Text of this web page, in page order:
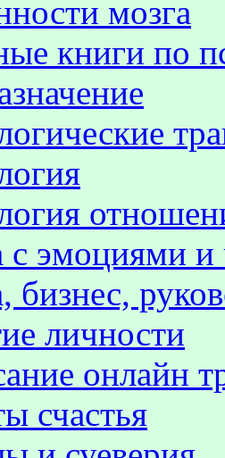
мозга
книги по
с эмоциями и
бизнес,
личности
онлайн
счастья